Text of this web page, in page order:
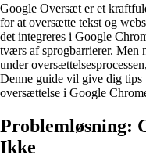
Google Oversæt er et
for at oversætte tekst og
det integreres i Google
tværs af sprogbarrierer. Men
under
Denne guide vil give dig
oversættelse i Google
Problemløsning:
Ikke